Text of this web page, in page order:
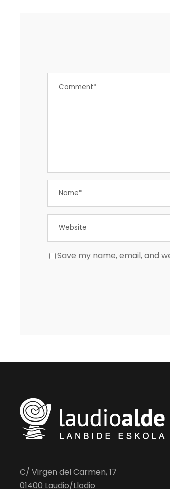
Save my name, email, and
C/ Virgen del Carmen, 17
01400 Laudio/Llodio